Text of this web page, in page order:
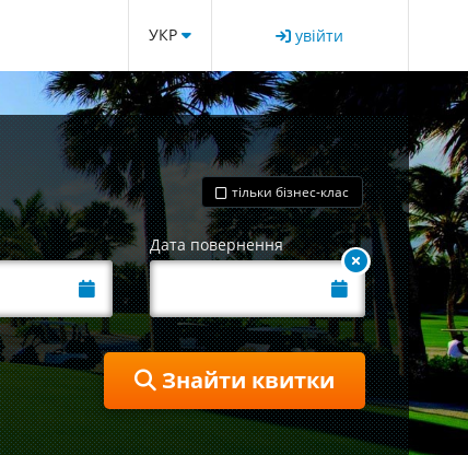
УКР увійти
тільки бізнес-клас
Дата повернення
Знайти квитки